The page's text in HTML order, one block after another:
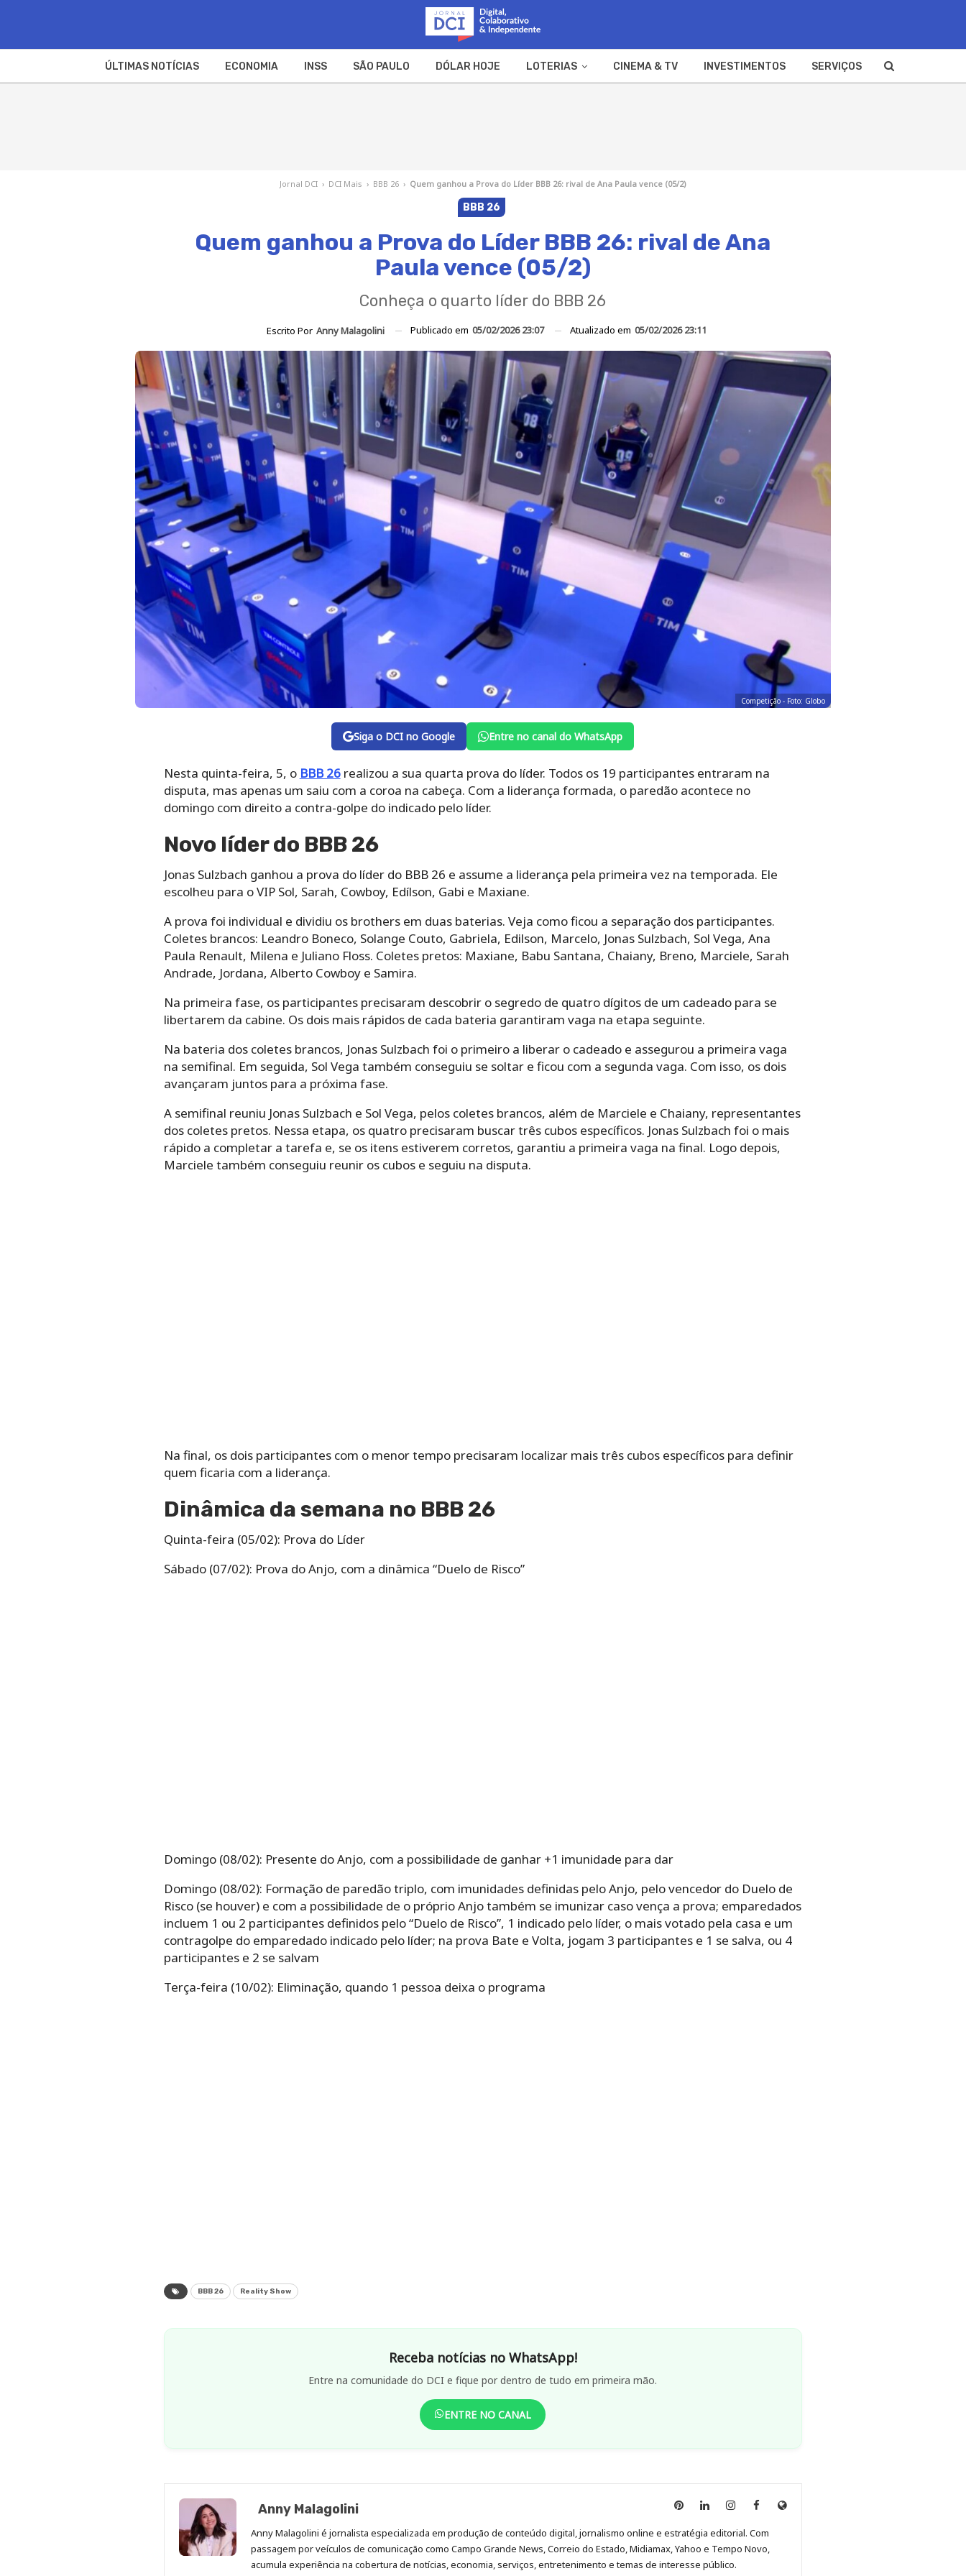
ÚLTIMAS NOTÍCIAS ECONOMIA INSS SÃO PAULO DÓLAR HOJE LOTERIAS CINEMA & TV INVESTIMENTOS SERVIÇOS
Jornal DCI › DCI Mais › BBB 26 › Quem ganhou a Prova do Líder BBB 26: rival de Ana Paula vence (05/2)
BBB 26
Quem ganhou a Prova do Líder BBB 26: rival de Ana
Paula vence (05/2)
Conheça o quarto líder do BBB 26
Escrito Por Anny Malagolini Publicado em 05/02/2026 23:07 Atualizado em 05/02/2026 23:11
Competição - Foto: Globo
Siga o DCI no Google Entre no canal do WhatsApp
Nesta quinta-feira, 5, o BBB 26realizou a sua quarta prova do líder. Todos os 19 participantes entraram na
disputa, mas apenas um saiu com a coroa na cabeça. Com a liderança formada, o paredão acontece no
domingo com direito a contra-golpe do indicado pelo líder.
Novo líder do BBB 26
Jonas Sulzbach ganhou a prova do líder do BBB 26 e assume a liderança pela primeira vez na temporada. Ele
escolheu para o VIP Sol, Sarah, Cowboy, Edílson, Gabi e Maxiane.
A prova foi individual e dividiu os brothers em duas baterias. Veja como ficou a separação dos participantes.
Coletes brancos: Leandro Boneco, Solange Couto, Gabriela, Edilson, Marcelo, Jonas Sulzbach, Sol Vega, Ana
Paula Renault, Milena e Juliano Floss. Coletes pretos: Maxiane, Babu Santana, Chaiany, Breno, Marciele, Sarah
Andrade, Jordana, Alberto Cowboy e Samira.
Na primeira fase, os participantes precisaram descobrir o segredo de quatro dígitos de um cadeado para se
libertarem da cabine. Os dois mais rápidos de cada bateria garantiram vaga na etapa seguinte.
Na bateria dos coletes brancos, Jonas Sulzbach foi o primeiro a liberar o cadeado e assegurou a primeira vaga
na semifinal. Em seguida, Sol Vega também conseguiu se soltar e ficou com a segunda vaga. Com isso, os dois
avançaram juntos para a próxima fase.
A semifinal reuniu Jonas Sulzbach e Sol Vega, pelos coletes brancos, além de Marciele e Chaiany, representantes
dos coletes pretos. Nessa etapa, os quatro precisaram buscar três cubos específicos. Jonas Sulzbach foi o mais
rápido a completar a tarefa e, se os itens estiverem corretos, garantiu a primeira vaga na final. Logo depois,
Marciele também conseguiu reunir os cubos e seguiu na disputa.
Na final, os dois participantes com o menor tempo precisaram localizar mais três cubos específicos para definir
quem ficaria com a liderança.
Dinâmica da semana no BBB 26
Quinta-feira (05/02): Prova do Líder
Sábado (07/02): Prova do Anjo, com a dinâmica “Duelo de Risco”
Domingo (08/02): Presente do Anjo, com a possibilidade de ganhar +1 imunidade para dar
Domingo (08/02): Formação de paredão triplo, com imunidades definidas pelo Anjo, pelo vencedor do Duelo de
Risco (se houver) e com a possibilidade de o próprio Anjo também se imunizar caso vença a prova; emparedados
incluem 1 ou 2 participantes definidos pelo “Duelo de Risco”, 1 indicado pelo líder, o mais votado pela casa e um
contragolpe do emparedado indicado pelo líder; na prova Bate e Volta, jogam 3 participantes e 1 se salva, ou 4
participantes e 2 se salvam
Terça-feira (10/02): Eliminação, quando 1 pessoa deixa o programa
BBB 26 Reality Show
Receba notícias no WhatsApp!
Entre na comunidade do DCI e fique por dentro de tudo em primeira mão.
ENTRE NO CANAL
Anny Malagolini
Anny
no
Pinterest
Anny
no
LinkedIn
Anny
no
Instagram
Anny
no
Facebook
Site
Anny Malagolini é jornalista especializada em produção de conteúdo digital, jornalismo online e estratégia editorial. Com
passagem por veículos de comunicação como Campo Grande News, Correio do Estado, Midiamax, Yahoo e Tempo Novo,
acumula experiência na cobertura de notícias, economia, serviços, entretenimento e temas de interesse público.